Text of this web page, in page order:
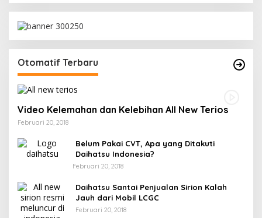
Otomatif Terbaru
Video Kelemahan dan Kelebihan All New Terios
Februari 20, 2018
Belum Pakai CVT, Apa yang Ditakuti
Daihatsu Indonesia?
Februari 20, 2018
Daihatsu Santai Penjualan Sirion Kalah
Jauh dari Mobil LCGC
Februari 20, 2018